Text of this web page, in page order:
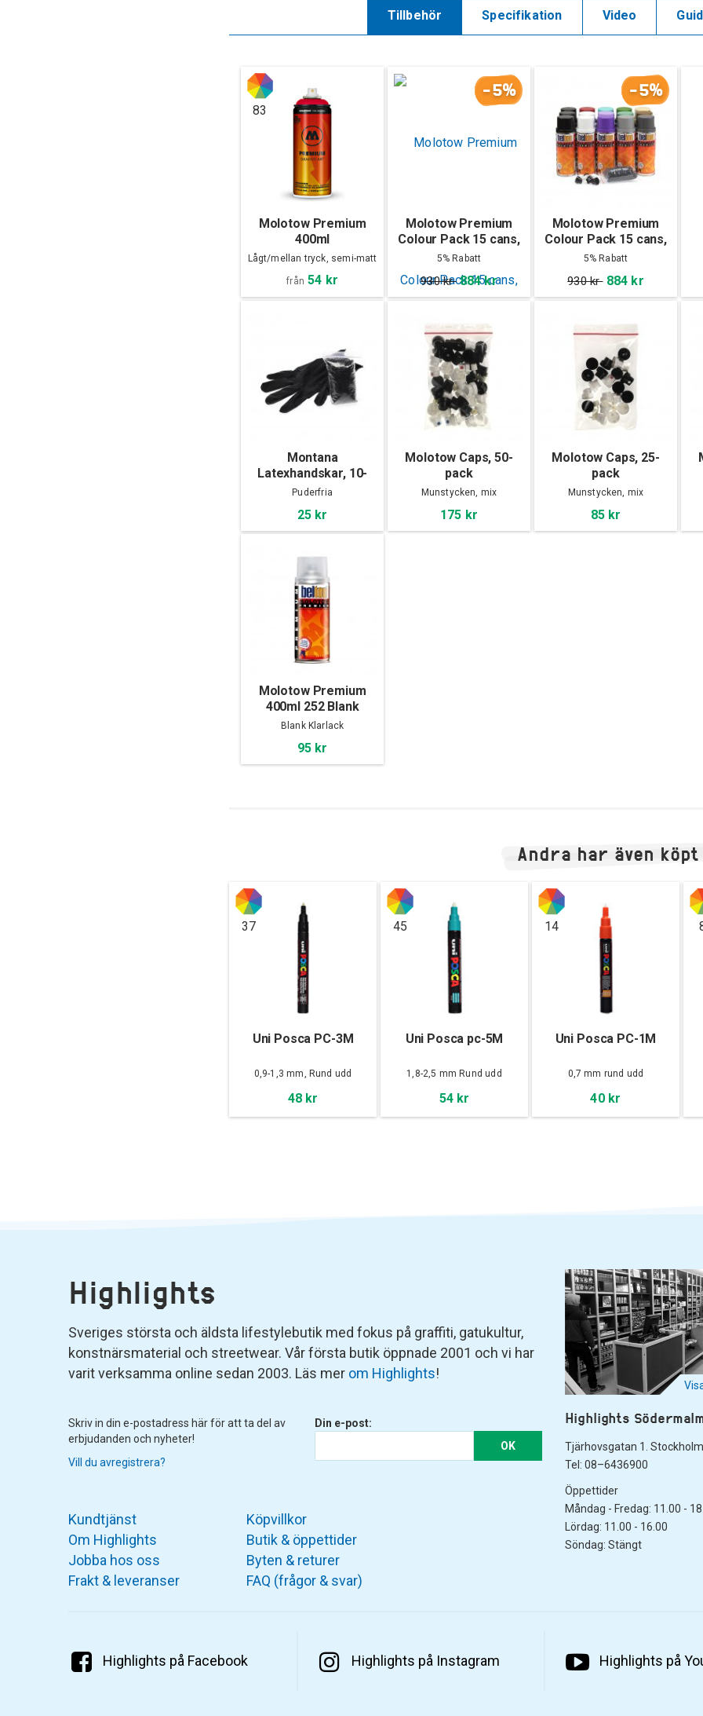
Tillbehör Specifikation Video
83
Molotow Premium
400ml
Lågt/mellan tryck, semi-matt
från 54 kr
-5%
Molotow Premium
Colour Pack 15 cans,
Set A
5% Rabatt
930 kr 884 kr
-5%
Molotow Premium
Colour Pack 15 cans,
Set B
5% Rabatt
930 kr 884 kr
Montana
Latexhandskar, 10-
pack
Puderfria
25 kr
Molotow Caps, 50-
pack
Munstycken, mix
175 kr
Molotow Caps, 25-
pack
Munstycken, mix
85 kr
Molotow Premium
400ml 252 Blank
Klarlack
Blank Klarlack
95 kr
Andra har även köpt
37
Uni Posca PC-3M
0,9-1,3 mm, Rund udd
48 kr
45
Uni Posca pc-5M
1,8-2,5 mm Rund udd
54 kr
14
Uni Posca PC-1M
0,7 mm rund udd
40 kr
Highlights
Sveriges största och äldsta lifestylebutik med fokus på graffiti, gatukultur,
konstnärsmaterial och streetwear. Vår första butik öppnade 2001 och vi har
varit verksamma online sedan 2003. Läs mer om Highlights!
Skriv in din e-postadress här för att ta del av
erbjudanden och nyheter!
Vill du avregistrera?
Din e-post:
OK
Highlights
Tjärhovsgatan 1. Stockholm
Tel: 08–6436900
Öppettider
Måndag - Fredag: 11.00 -
Lördag: 11.00 - 16.00
Söndag: Stängt
Kundtjänst
Om Highlights
Jobba hos oss
Frakt & leveranser
Köpvillkor
Butik & öppettider
Byten & returer
FAQ (frågor & svar)
Highlights på Facebook Highlights på Instagram Highlights på